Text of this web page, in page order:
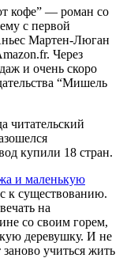
кофе” — роман со
с первой
Мартен-Люган
Через
и очень скоро
“Мишель
читательский
купили 18 стран.
и маленькую
к существованию.
на
со своим горем,
деревушку. И не
учиться жить